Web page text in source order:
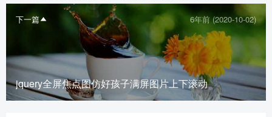
下一篇 6年前 (2020-10-02)
jquery全屏焦点图仿好孩子满屏图片上下滚动